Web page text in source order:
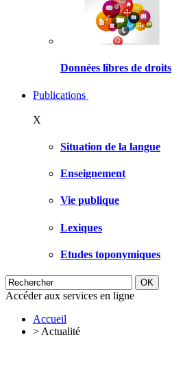
Données libres de droits
Publications
X
Situation de la langue
Enseignement
Vie publique
Lexiques
Etudes toponymiques
Accéder aux services en ligne
Accueil
> Actualité